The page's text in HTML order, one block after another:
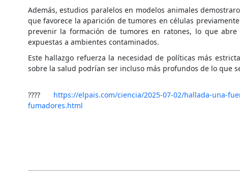
Además, estudios paralelos en modelos animales
que favorece la aparición de tumores en células
prevenir la formación de tumores en ratones, lo que
expuestas a ambientes contaminados.
Este hallazgo refuerza la necesidad de políticas más
sobre la salud podrían ser incluso más profundos de lo que
???? https://elpais.com/ciencia/2025-07-02/hallada-una-
fumadores.html